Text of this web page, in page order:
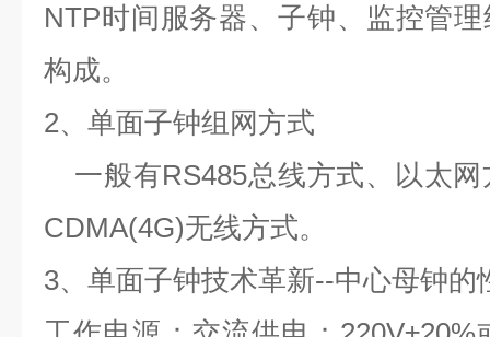
NTP时间服务器、子钟、监控管
构成。
2、单面子钟组网方式
一般有RS485总线方式、以太
CDMA(4G)无线方式。
3、单面子钟技术革新--中心母钟的